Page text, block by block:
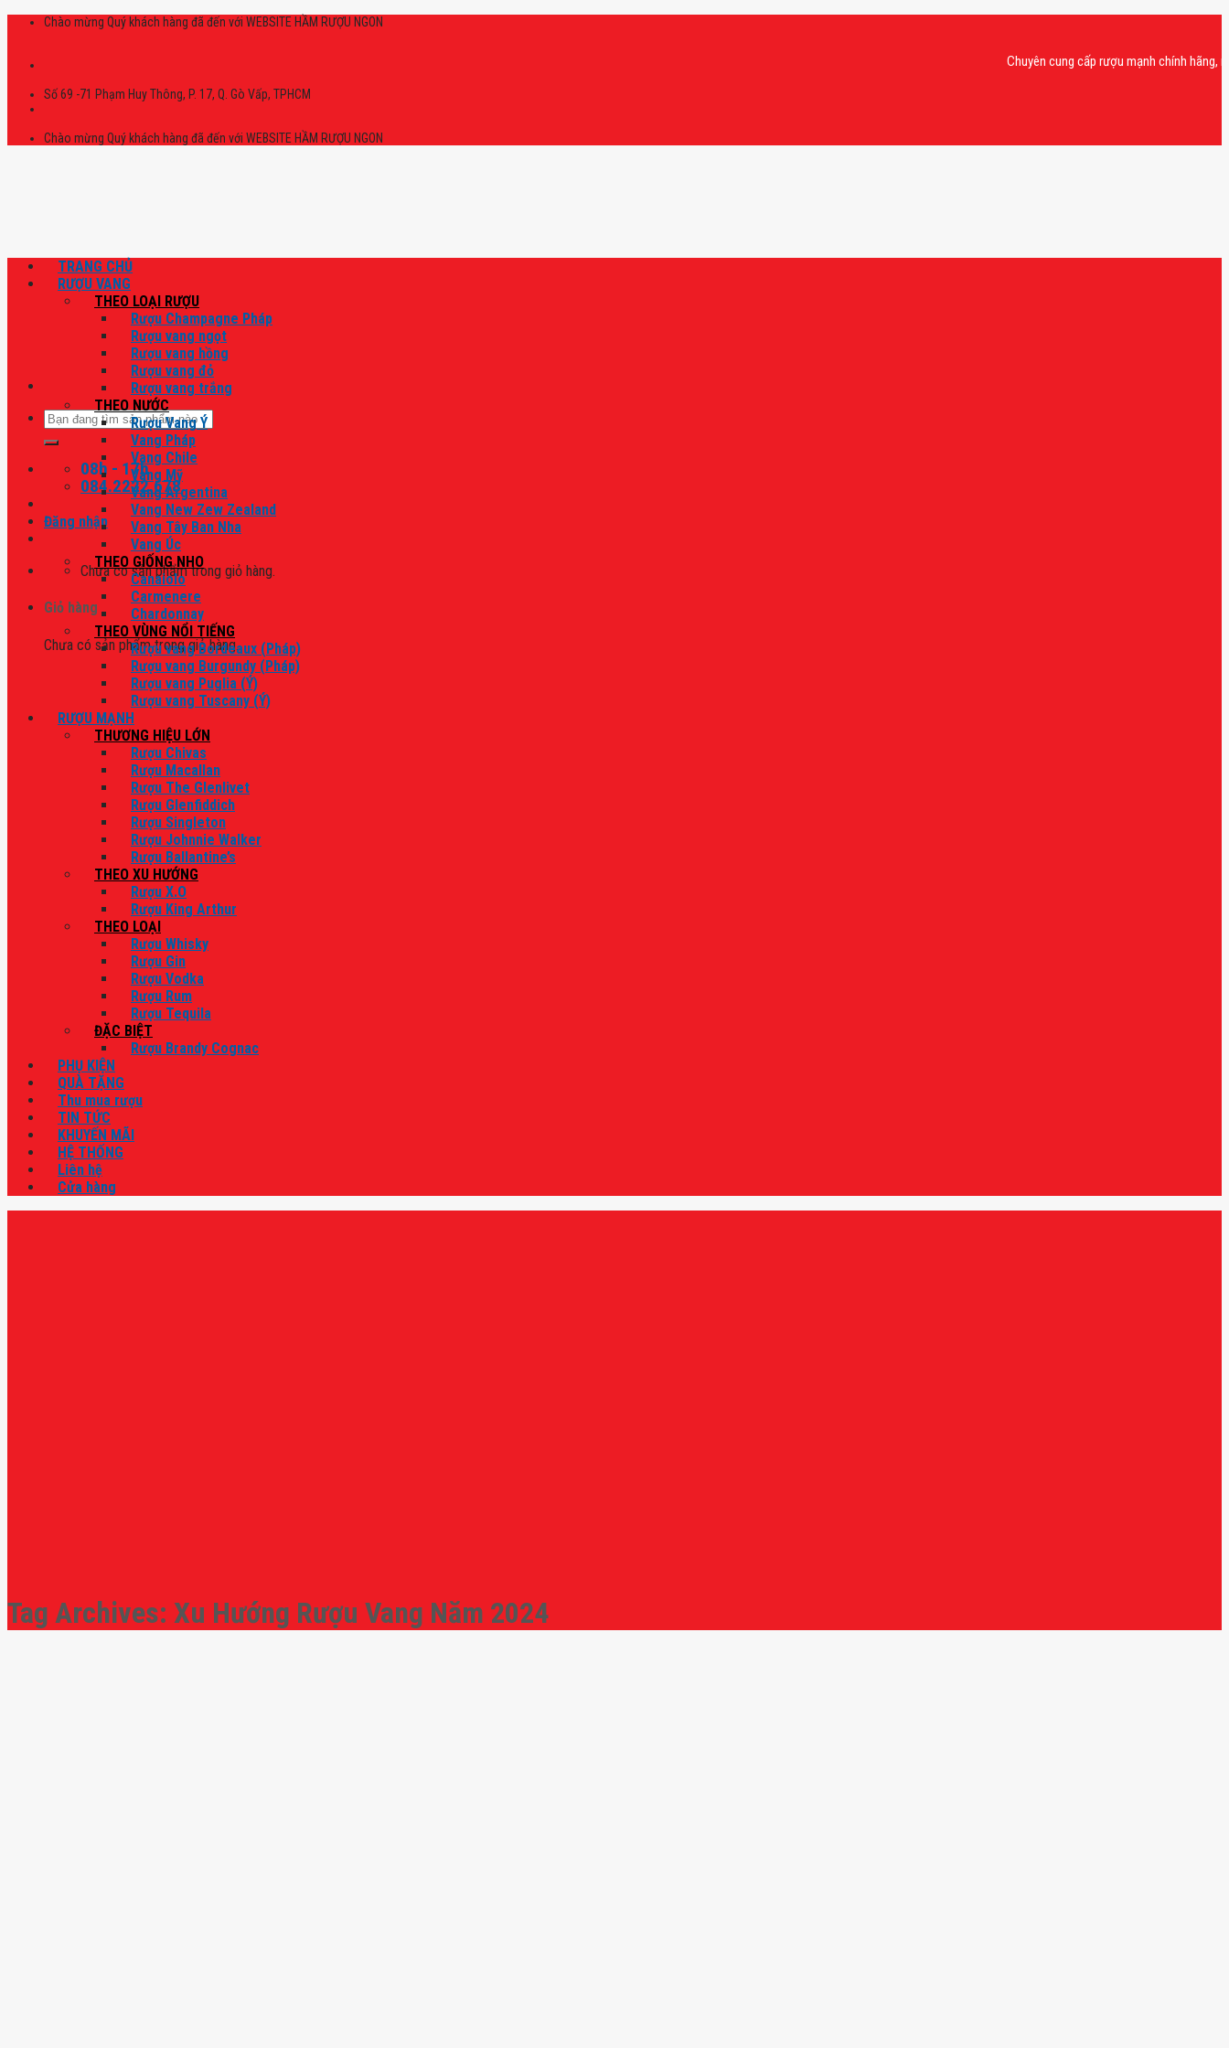
Skip
Chào mừng Quý khách hàng đã đến với WEBSITE HẦM RƯỢU NGON
Chuyên cung cấp rượu mạnh chính hãng, rượu
Số 69 -71 Phạm Huy Thông, P. 17, Q. Gò Vấp, TPHCM
Chào mừng Quý khách hàng đã đến với WEBSITE HẦM RƯỢU NGON
Tìm
kiếm:
08h - 17h
084.2222.678
Đăng nhập
Chưa có sản phẩm trong giỏ hàng.
Giỏ hàng
Chưa có sản phẩm trong giỏ hàng.
TRANG CHỦ
RƯỢU VANG
THEO LOẠI RƯỢU
Rượu Champagne Pháp
Rượu vang ngọt
Rượu vang hồng
Rượu vang đỏ
Rượu vang trắng
THEO NƯỚC
Rượu Vang Ý
Vang Pháp
Vang Chile
Vang Mỹ
Vang Argentina
Vang New Zew Zealand
Vang Tây Ban Nha
Vang Úc
THEO GIỐNG NHO
Canaiolo
Carmenere
Chardonnay
THEO VÙNG NỔI TIẾNG
Rượu vang Bordeaux (Pháp)
Rượu vang Burgundy (Pháp)
Rượu vang Puglia (Ý)
Rượu vang Tuscany (Ý)
RƯỢU MẠNH
THƯƠNG HIỆU LỚN
Rượu Chivas
Rượu Macallan
Rượu The Glenlivet
Rượu Glenfiddich
Rượu Singleton
Rượu Johnnie Walker
Rượu Ballantine’s
THEO XU HƯỚNG
Rượu X.O
Rượu King Arthur
THEO LOẠI
Rượu Whisky
Rượu Gin
Rượu Vodka
Rượu Rum
Rượu Tequila
ĐẶC BIỆT
Rượu Brandy Cognac
PHỤ KIỆN
QUÀ TẶNG
Thu mua rượu
TIN TỨC
KHUYẾN MÃI
HỆ THỐNG
Liên hệ
Cửa hàng
Tag Archives: Xu Hướng Rượu Vang Năm 2024